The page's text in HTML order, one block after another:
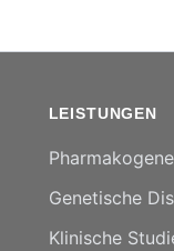
LEISTUNGEN
Genetische
Klinische